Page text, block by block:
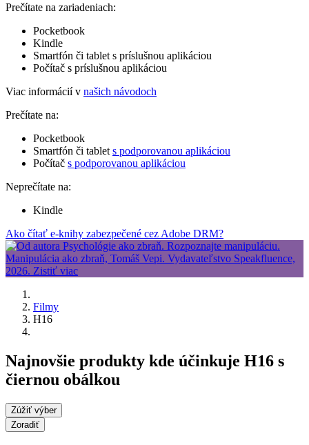
Prečítate na zariadeniach:
Pocketbook
Kindle
Smartfón či tablet s príslušnou aplikáciou
Počítač s príslušnou aplikáciou
Viac informácií v našich návodoch
Prečítate na:
Pocketbook
Smartfón či tablet s podporovanou aplikáciou
Počítač s podporovanou aplikáciou
Neprečítate na:
Kindle
Ako čítať e-knihy zabezpečené cez Adobe DRM?
Filmy
H16
Najnovšie produkty kde účinkuje H16 s
čiernou obálkou
Zúžiť výber
Zoradiť